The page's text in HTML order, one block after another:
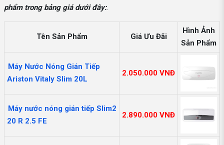
phẩm trong bảng giá dưới đây:.
Tên Sản Phẩm Giá Ưu Đãi
Hình Ảnh
Sản Phẩm
Máy Nước Nóng Gián Tiếp
Ariston Vitaly Slim 20L
2.050.000 VNĐ
Máy nước nóng gián tiếp Slim2
20 R 2.5 FE
2.890.000 VNĐ